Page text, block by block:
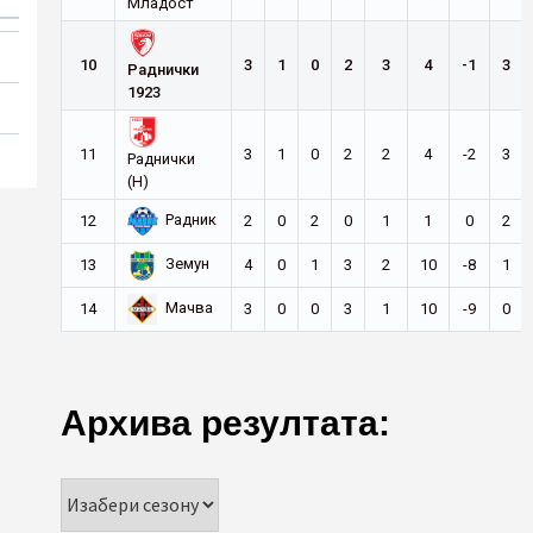
10
Раднички
1923
3 1 0 2 3 4 -1 3
11
Раднички
(Н)
3 1 0 2 2 4 -2 3
12 Радник 2 0 2 0 1 1 0 2
13 Земун 4 0 1 3 2 10 -8 1
14 Мачва 3 0 0 3 1 10 -9 0
Архива резултата: